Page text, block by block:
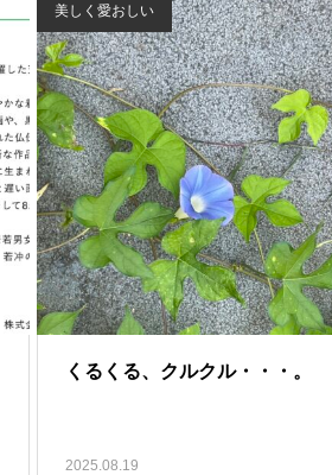
美しく愛おしい
くるくる、クルクル・・・。
2025.08.19